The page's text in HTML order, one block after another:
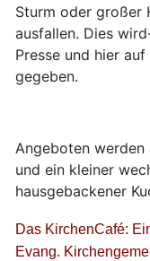
Sturm oder großer
ausfallen. Dies
Presse und hier
gegeben.
Angeboten werden
und ein kleiner
hausgebackener
Das KirchenCafé:
Evang.